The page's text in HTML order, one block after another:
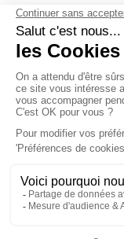
Garantie
A
Qui sommes-
Actualités
F.A.Q
Bon à savoir